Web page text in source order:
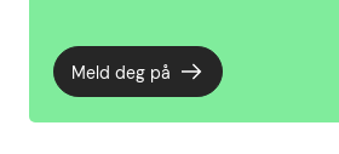
Meld deg på